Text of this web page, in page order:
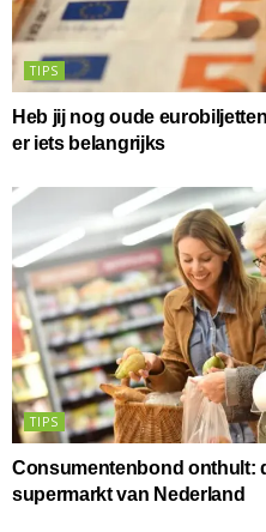
TIPS
Heb jij nog oude
er iets belangrijks
TIPS
Consumentenbond onthult:
supermarkt van Nederland